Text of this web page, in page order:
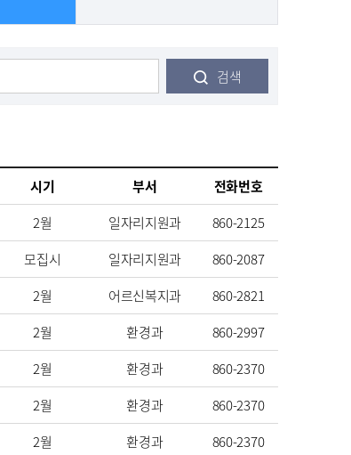
검색
시기 부서
전화번호
2월 일자리지원과
860-2125
모집시 일자리지원과
860-2087
2월 어르신복지과
860-2821
2월 환경과
860-2997
2월 환경과
860-2370
2월 환경과
860-2370
2월 환경과
860-2370